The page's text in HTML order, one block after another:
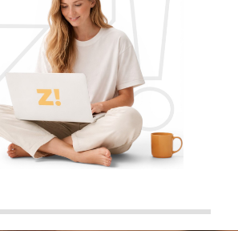
nuestros clientes son
0 €. Sin cuotas. Sin letra